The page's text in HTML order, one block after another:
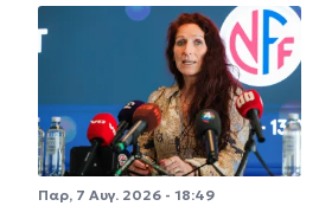
Παρ, 7 Αυγ. 2026 - 18:49